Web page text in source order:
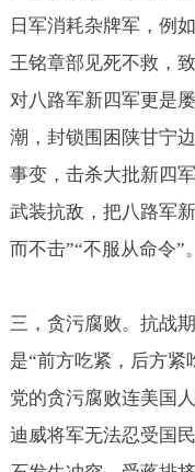
日军消耗杂牌军，例
王铭章部见死不救，
对八路军新四军更是
潮，封锁围困陕甘宁
事变，击杀大批新四
武装抗敌，把八路军
而不击”“不服从命令”。
三，贪污腐败。抗战
是“前方吃紧，后方紧
党的贪污腐败连美国
迪威将军无法忍受国